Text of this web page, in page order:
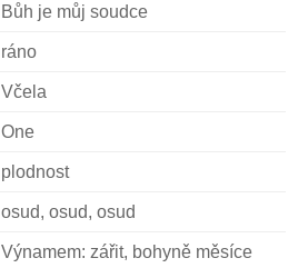
Bůh je můj soudce
ráno
Včela
One
plodnost
osud, osud, osud
Výnamem: zářit, bohyně měsíce